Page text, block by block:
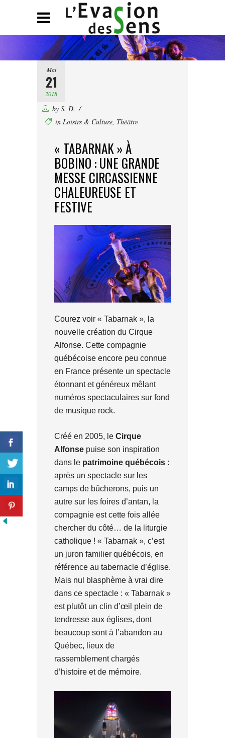
Mai
21
2018
by S. D.
in Loisirs & Culture Théâtre
« TABARNAK » À
BOBINO : UNE GRANDE
MESSE CIRCASSIENNE
CHALEUREUSE ET
FESTIVE
Courez voir « Tabarnak », la
nouvelle création du Cirque
Alfonse. Cette compagnie
québécoise encore peu connue
en France présente un spectacle
étonnant et généreux mêlant
numéros spectaculaires sur fond
de musique rock.
Créé en 2005, le Cirque
Alfonse puise son inspiration
dans le patrimoine québécois :
après un spectacle sur les
camps de bûcherons, puis un
autre sur les foires d’antan, la
compagnie est cette fois allée
chercher du côté… de la liturgie
catholique ! « Tabarnak », c’est
un juron familier québécois, en
référence au tabernacle d’église.
Mais nul blasphème à vrai dire
dans ce spectacle : « Tabarnak »
est plutôt un clin d’œil plein de
tendresse aux églises, dont
beaucoup sont à l’abandon au
Québec, lieux de
rassemblement chargés
d’histoire et de mémoire.